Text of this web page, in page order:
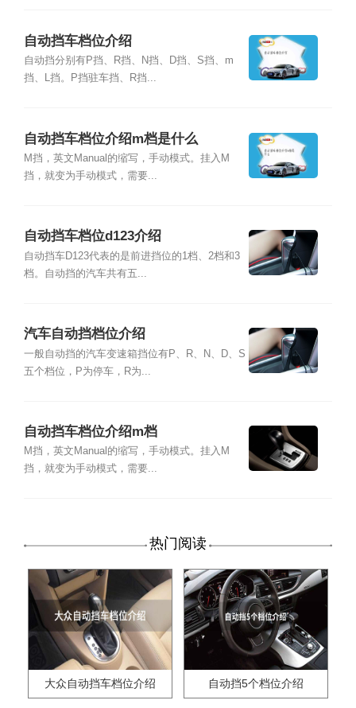
自动挡车档位介绍
自动挡分别有P挡、R挡、N挡、D挡、S挡、m
挡、L挡。P挡驻车挡、R挡...
自动挡车档位介绍m档是什么
M挡，英文Manual的缩写，手动模式。挂入M
挡，就变为手动模式，需要...
自动挡车档位d123介绍
自动挡车D123代表的是前进挡位的1档、2档和3
档。自动挡的汽车共有五...
汽车自动挡档位介绍
一般自动挡的汽车变速箱挡位有P、R、N、D、S
五个档位，P为停车，R为...
自动挡车档位介绍m档
M挡，英文Manual的缩写，手动模式。挂入M
挡，就变为手动模式，需要...
热门阅读
大众自动挡车档位介绍 自动挡5个档位介绍